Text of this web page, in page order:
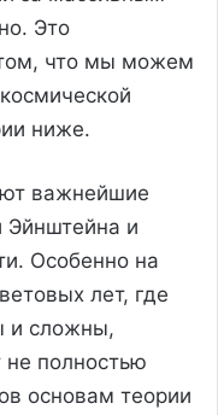
Это
что мы можем
ниже.
важнейшие
Эйнштейна и
Особенно на
лет, где
и сложны,
полностью
основам теории